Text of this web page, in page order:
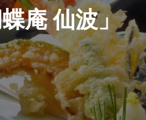
庵 仙波」